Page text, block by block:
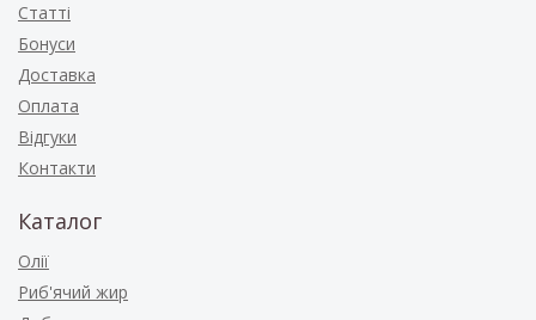
Статті
Бонуси
Доставка
Оплата
Відгуки
Контакти
Каталог
Олії
Риб'ячий жир